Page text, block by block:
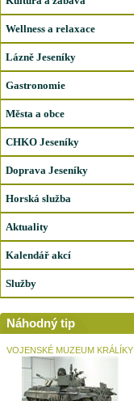
Wellness a relaxace
Lázně Jeseníky
Gastronomie
Města a obce
CHKO Jeseníky
Doprava Jeseníky
Horská služba
Aktuality
Kalendář akcí
Služby
Náhodný tip
VOJENSKÉ MUZEUM KRÁLÍKY